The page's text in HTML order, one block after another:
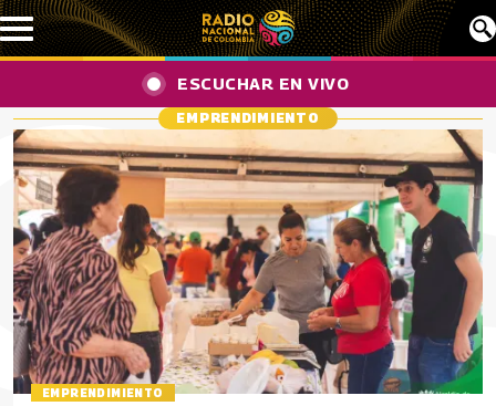
Pasar al contenido principal
ESCUCHAR EN VIVO
EMPRENDIMIENTO
EMPRENDIMIENTO